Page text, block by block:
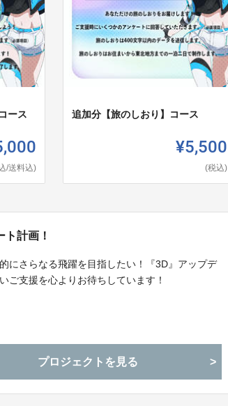
ース
/送料込)
追加分【旅のしおり】コース
¥5,500
(税込)
計画！
にさらなる飛躍を目指したい！『3D』アップデ
ご支援を心よりお待ちしています！
プロジェクトを見る